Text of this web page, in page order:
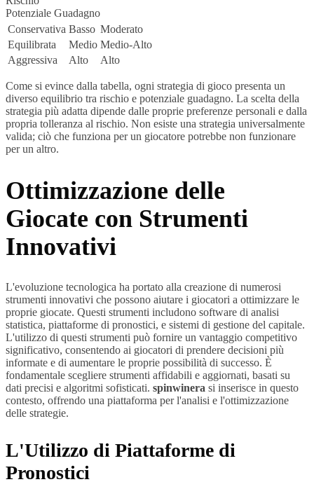
Potenziale Guadagno
Conservativa Basso Moderato
Equilibrata
Medio Medio-Alto
Aggressiva
Alto Alto
Come si evince dalla tabella, ogni strategia di gioco presenta un
diverso equilibrio tra rischio e potenziale guadagno. La scelta della
strategia più adatta dipende dalle proprie preferenze personali e dalla
propria tolleranza al rischio. Non esiste una strategia universalmente
valida; ciò che funziona per un giocatore potrebbe non funzionare
per un altro.
Ottimizzazione delle
Giocate con Strumenti
Innovativi
L'evoluzione tecnologica ha portato alla creazione di numerosi
strumenti innovativi che possono aiutare i giocatori a ottimizzare le
proprie giocate. Questi strumenti includono software di analisi
statistica, piattaforme di pronostici, e sistemi di gestione del capitale.
L'utilizzo di questi strumenti può fornire un vantaggio competitivo
significativo, consentendo ai giocatori di prendere decisioni più
informate e di aumentare le proprie possibilità di successo. È
fondamentale scegliere strumenti affidabili e aggiornati, basati su
dati precisi e algoritmi sofisticati. spinwinera si inserisce in questo
contesto, offrendo una piattaforma per l'analisi e l'ottimizzazione
delle strategie.
L'Utilizzo di Piattaforme di
Pronostici